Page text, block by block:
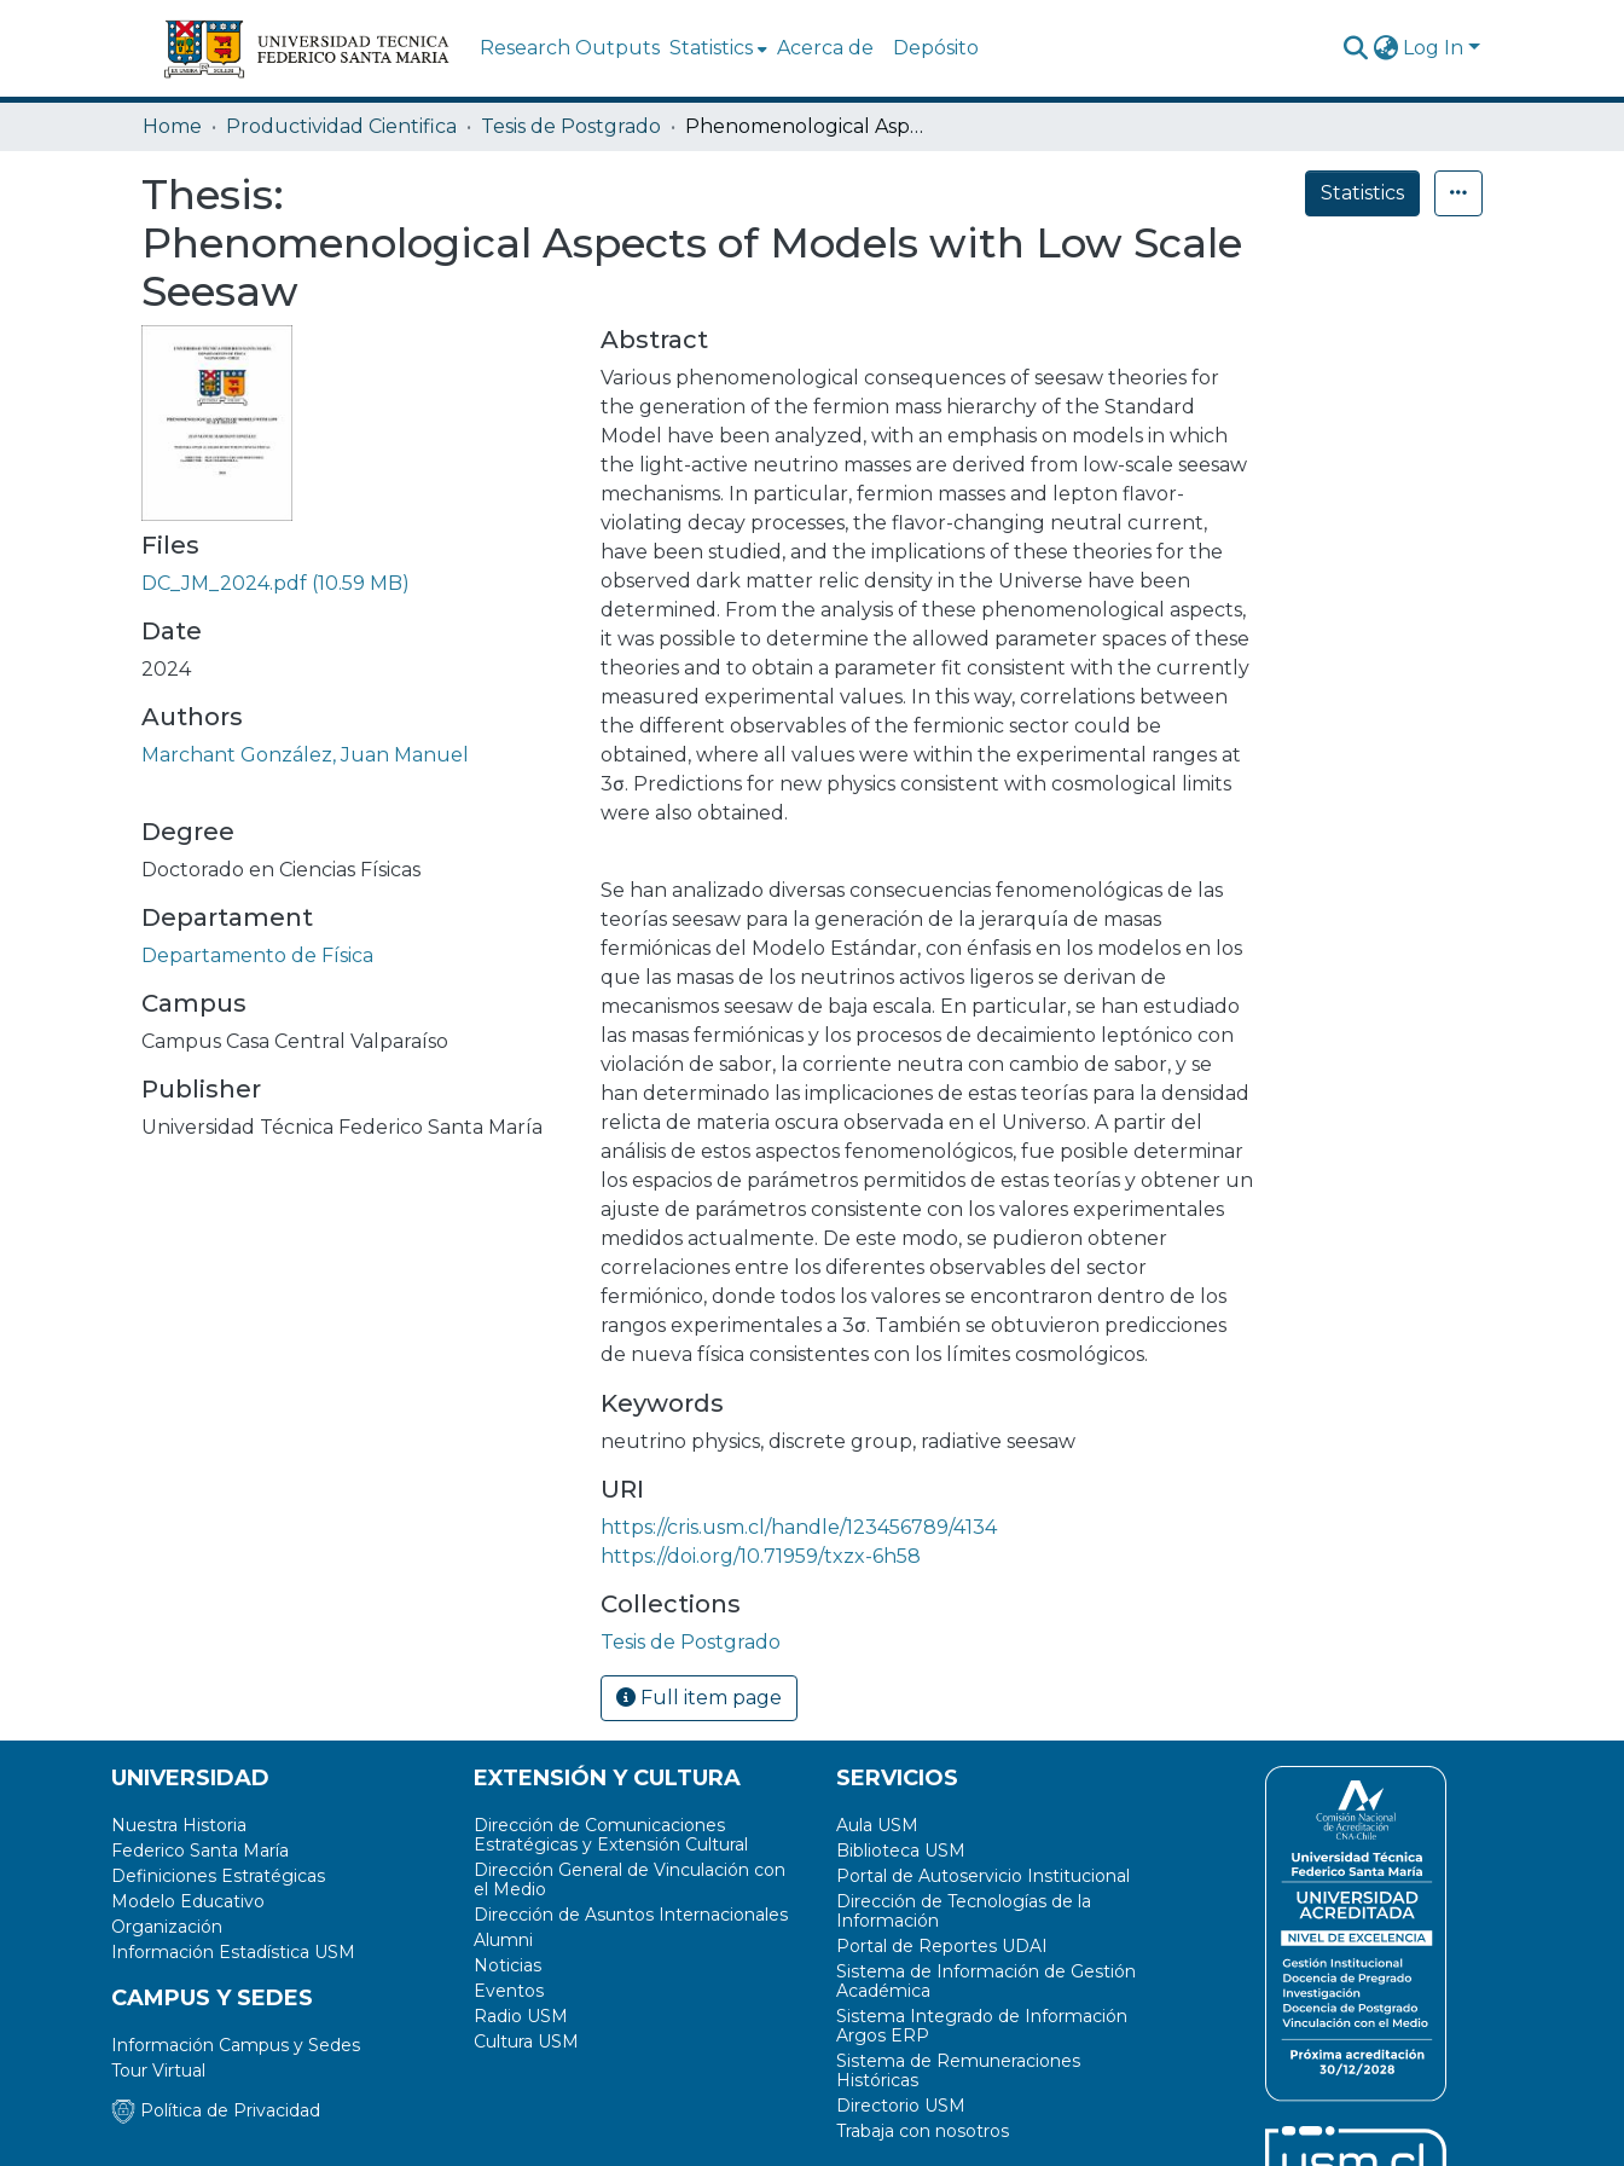
Research Outputs Statistics Acerca de Depósito Log In
Home Productividad Cientifica Tesis de Postgrado Phenomenological Aspects of Models with Low Scale Seesaw
Thesis:
Phenomenological Aspects of Models with Low Scale
Seesaw
Statistics
Files
DC_JM_2024.pdf (10.59 MB)
Date
2024
Authors
Marchant González, Juan Manuel
Degree
Doctorado en Ciencias Físicas
Departament
Departamento de Física
Campus
Campus Casa Central Valparaíso
Publisher
Universidad Técnica Federico Santa María
Abstract
Various phenomenological consequences of seesaw theories for
the generation of the fermion mass hierarchy of the Standard
Model have been analyzed, with an emphasis on models in which
the light-active neutrino masses are derived from low-scale seesaw
mechanisms. In particular, fermion masses and lepton flavor-
violating decay processes, the flavor-changing neutral current,
have been studied, and the implications of these theories for the
observed dark matter relic density in the Universe have been
determined. From the analysis of these phenomenological aspects,
it was possible to determine the allowed parameter spaces of these
theories and to obtain a parameter fit consistent with the currently
measured experimental values. In this way, correlations between
the different observables of the fermionic sector could be
obtained, where all values were within the experimental ranges at
3σ. Predictions for new physics consistent with cosmological limits
were also obtained.
Se han analizado diversas consecuencias fenomenológicas de las
teorías seesaw para la generación de la jerarquía de masas
fermiónicas del Modelo Estándar, con énfasis en los modelos en los
que las masas de los neutrinos activos ligeros se derivan de
mecanismos seesaw de baja escala. En particular, se han estudiado
las masas fermiónicas y los procesos de decaimiento leptónico con
violación de sabor, la corriente neutra con cambio de sabor, y se
han determinado las implicaciones de estas teorías para la densidad
relicta de materia oscura observada en el Universo. A partir del
análisis de estos aspectos fenomenológicos, fue posible determinar
los espacios de parámetros permitidos de estas teorías y obtener un
ajuste de parámetros consistente con los valores experimentales
medidos actualmente. De este modo, se pudieron obtener
correlaciones entre los diferentes observables del sector
fermiónico, donde todos los valores se encontraron dentro de los
rangos experimentales a 3σ. También se obtuvieron predicciones
de nueva física consistentes con los límites cosmológicos.
Keywords
neutrino physics, discrete group, radiative seesaw
URI
https://cris.usm.cl/handle/123456789/4134
https://doi.org/10.71959/txzx-6h58
Collections
Tesis de Postgrado
Full item page
UNIVERSIDAD
Nuestra Historia
Federico Santa María
Definiciones Estratégicas
Modelo Educativo
Organización
Información Estadística USM
CAMPUS Y SEDES
Información Campus y Sedes
Tour Virtual
Política de Privacidad
EXTENSIÓN Y CULTURA
Dirección de Comunicaciones
Estratégicas y Extensión Cultural
Dirección General de Vinculación con
el Medio
Dirección de Asuntos Internacionales
Alumni
Noticias
Eventos
Radio USM
Cultura USM
SERVICIOS
Aula USM
Biblioteca USM
Portal de Autoservicio Institucional
Dirección de Tecnologías de la
Información
Portal de Reportes UDAI
Sistema de Información de Gestión
Académica
Sistema Integrado de Información
Argos ERP
Sistema de Remuneraciones
Históricas
Directorio USM
Trabaja con nosotros